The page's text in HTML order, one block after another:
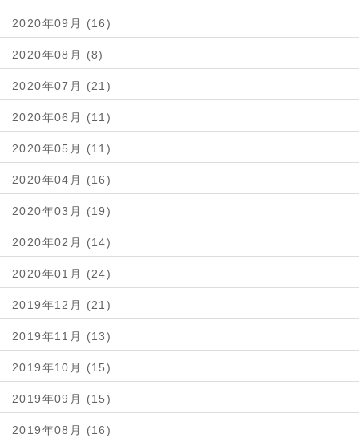
2020年09月 (16)
2020年08月 (8)
2020年07月 (21)
2020年06月 (11)
2020年05月 (11)
2020年04月 (16)
2020年03月 (19)
2020年02月 (14)
2020年01月 (24)
2019年12月 (21)
2019年11月 (13)
2019年10月 (15)
2019年09月 (15)
2019年08月 (16)